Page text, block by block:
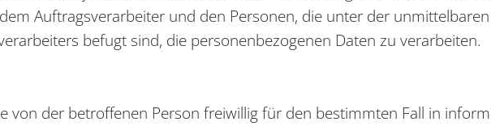
Auftragsverarbeiter und den Personen, die unter der
befugt sind, die personenbezogenen Daten zu verarbeiten.
von der betroffenen Person freiwillig für den bestimmten Fall in